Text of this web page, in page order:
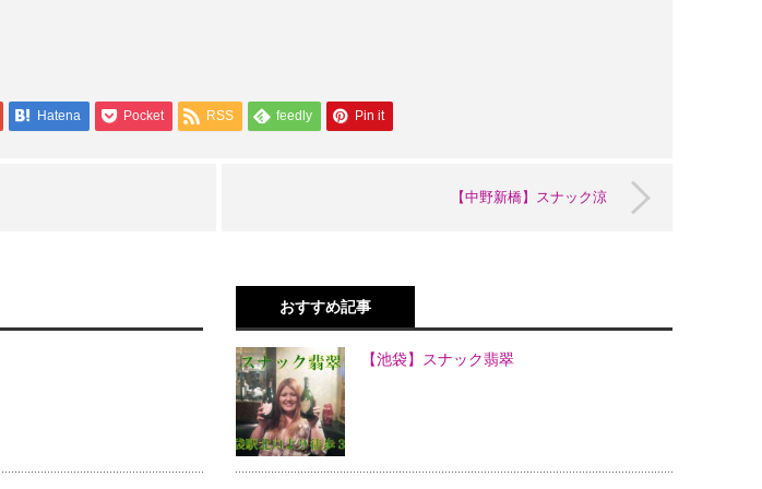
Hatena Pocket RSS feedly Pin it
【中野新橋】スナック涼
おすすめ記事
【池袋】スナック翡翠